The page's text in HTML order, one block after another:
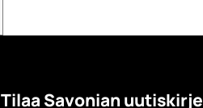
Tilaa Savonian uutiskirje